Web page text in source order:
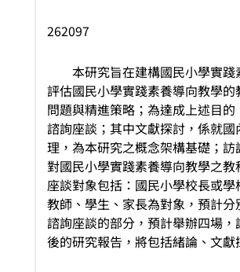
262097
本研究旨在建構國民小學實踐
評估國民小學實踐素養導向教學
問題與精進策略；為達成上述目
諮詢座談；其中文獻探討，係就
理，為本研究之概念架構基礎；
對國民小學實踐素養導向教學之
座談對象包括：國民小學校長或
教師、學生、家長為對象，預計
諮詢座談的部分，預計舉辦四場
後的研究報告，將包括緒論、文